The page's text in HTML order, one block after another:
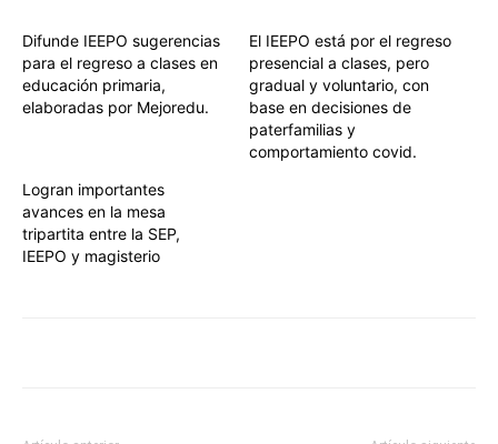
Difunde IEEPO sugerencias
para el regreso a clases en
educación primaria,
elaboradas por Mejoredu.
El IEEPO está por el regreso
presencial a clases, pero
gradual y voluntario, con
base en decisiones de
paterfamilias y
comportamiento covid.
Logran importantes
avances en la mesa
tripartita entre la SEP,
IEEPO y magisterio